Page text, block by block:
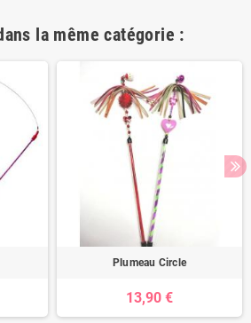
la même catégorie :
Plumeau Circle
13,90 €